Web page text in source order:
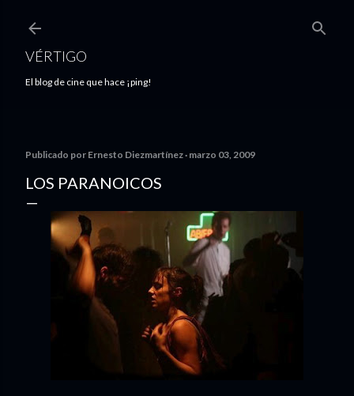
VÉRTIGO
El blog de cine que hace ¡ping!
Publicado por Ernesto Diezmartínez marzo 03, 2009
LOS PARANOICOS